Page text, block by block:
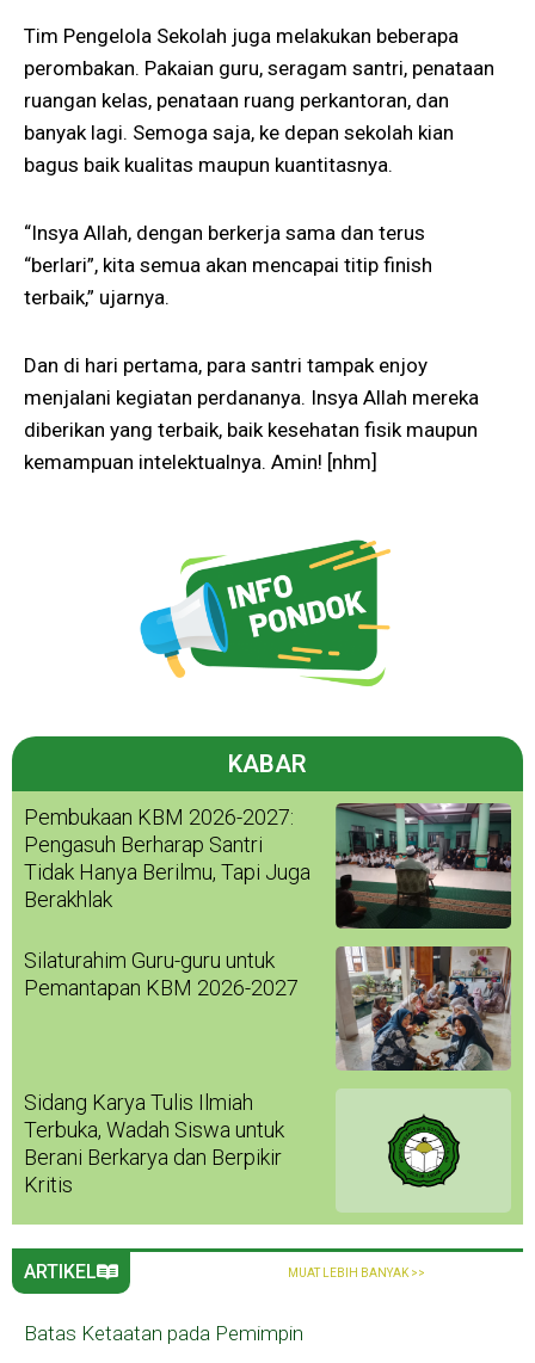
Tim Pengelola Sekolah juga melakukan beberapa
perombakan. Pakaian guru, seragam santri, penataan
ruangan kelas, penataan ruang perkantoran, dan
banyak lagi. Semoga saja, ke depan sekolah kian
bagus baik kualitas maupun kuantitasnya.
“Insya Allah, dengan berkerja sama dan terus
“berlari”, kita semua akan mencapai titip finish
terbaik,” ujarnya.
Dan di hari pertama, para santri tampak enjoy
menjalani kegiatan perdananya. Insya Allah mereka
diberikan yang terbaik, baik kesehatan fisik maupun
kemampuan intelektualnya. Amin! [nhm]
KABAR
Pembukaan KBM 2026-2027:
Pengasuh Berharap Santri
Tidak Hanya Berilmu, Tapi Juga
Berakhlak
Silaturahim Guru-guru untuk
Pemantapan KBM 2026-2027
Sidang Karya Tulis Ilmiah
Terbuka, Wadah Siswa untuk
Berani Berkarya dan Berpikir
Kritis
ARTIKEL MUAT LEBIH BANYAK >>
Batas Ketaatan pada Pemimpin